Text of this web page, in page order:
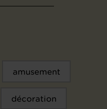
amusement
décoration